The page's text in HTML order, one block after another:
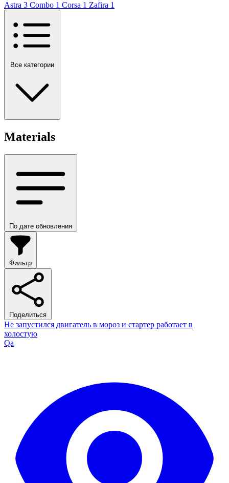
Astra 3 Combo 1 Corsa 1 Zafira 1
Все категории
Materials
По дате обновления
Фильтр
Поделиться
Не запустился двигатель в мороз и стартер работает в
холостую
Qa